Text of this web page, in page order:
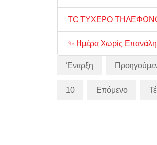
ΤΟ ΤΥΧΕΡΟ ΤΗΛΕΦΩΝΟ
✨ Ημέρα Χωρίς
Έναρξη
10 Επόμενο